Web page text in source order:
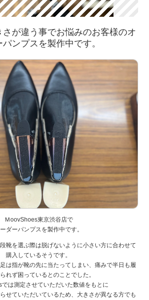
が違う事でお悩みのお客様のオ
パンプスを製作中です。
ＭoovShoes東京渋谷店で
ダーパンプスを製作中です。
靴を選ぶ際は脱げないように小さい方に合わせて
購入しているそうです。
は指が靴の先に当たってしまい、痛みで半日も履
れず困っているとのことでした。
では測定させていただいた数値をもとに
せていただいているため、大きさが異なる方でも